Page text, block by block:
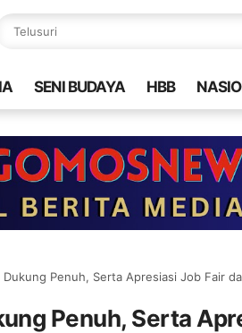
SENI BUDAYA HBB
Penuh, Serta Apresiasi Job Fair dan Bazar
Penuh, Serta